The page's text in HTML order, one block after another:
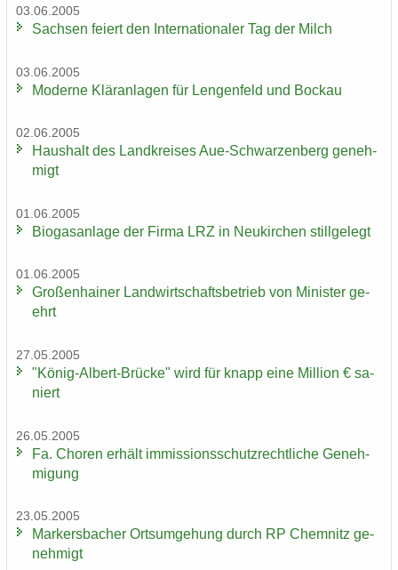
03.06.2005
Sach­sen fei­ert den In­ter­na­tio­na­ler Tag der Milch
03.06.2005
Mo­der­ne Klär­an­la­gen für Len­gen­feld und Bo­ckau
02.06.2005
Haus­halt des Land­krei­ses Aue-​Schwarzenberg ge­neh­
migt
01.06.2005
Bio­gas­an­la­ge der Firma LRZ in Neu­kir­chen still­ge­legt
01.06.2005
Gro­ßen­hai­ner Land­wirt­schafts­be­trieb von Mi­nis­ter ge­
ehrt
27.05.2005
"König-​Albert-Brücke" wird für knapp eine Mil­li­on € sa­
niert
26.05.2005
Fa. Cho­ren er­hält im­mis­si­ons­schutz­recht­li­che Ge­neh­
mi­gung
23.05.2005
Mar­kers­ba­cher Orts­um­ge­hung durch RP Chem­nitz ge­
neh­migt